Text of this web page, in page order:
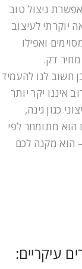
ניצול טוב
יוקרתי לעיצוב
ואפילו
דק.
חשוב לנו להעמיד
איננו יקר יותר
כגון גינה,
הוא מתומחר לפי
הוא מקנה לכם
עיקריים: